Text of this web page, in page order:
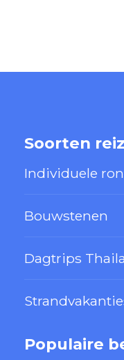
Soorten
Individuele
Bouwstenen
Dagtrips
Populaire